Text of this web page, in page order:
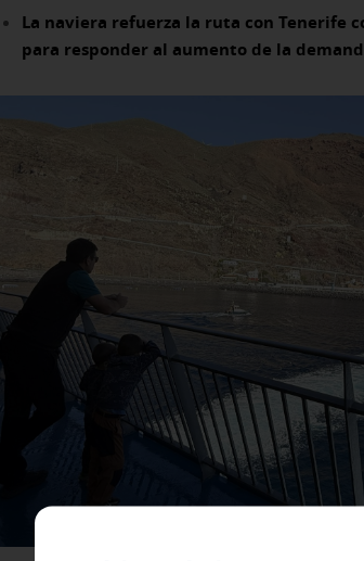
La naviera refuerza la ruta con Tenerife
para responder al aumento de la
COOKIE SETTINGS
Necessary cookies
These cookies are necessary and can not be
cookies, but some areas of the site will not
[See cookies details]